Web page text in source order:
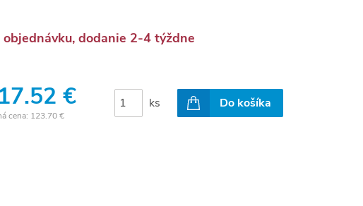
objednávku, dodanie 2-4 týždne
€
cena: 123.70 €
ks Do košíka